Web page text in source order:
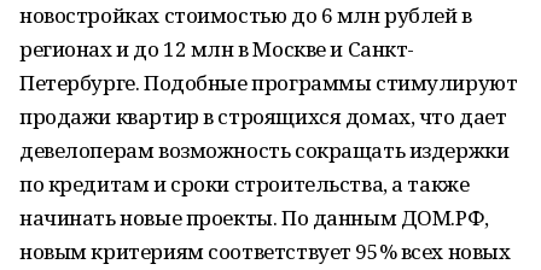
новостройках стоимостью до 6 млн рублей в
регионах и до 12 млн в Москве и Санкт-
Петербурге. Подобные программы стимулируют
продажи квартир в строящихся домах, что дает
девелоперам возможность сокращать издержки
по кредитам и сроки строительства, а также
начинать новые проекты. По данным ДОМ.РФ,
новым критериям соответствует 95% всех новых